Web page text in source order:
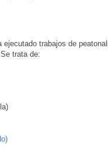
trabajos de
trata de: